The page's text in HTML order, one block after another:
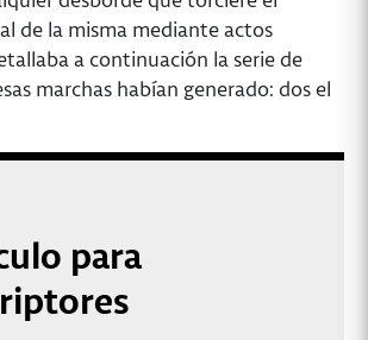
de la misma mediante actos
a continuación la serie de
marchas habían generado: dos el
para